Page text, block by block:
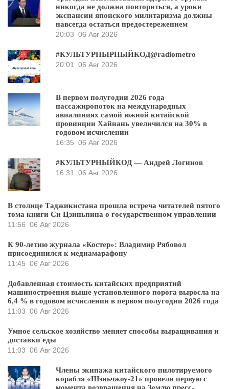
никогда не должна повториться, а уроки
экспансии японского милитаризма должны
навсегда остаться предостережением
20:03 06 Авг 2026
#КУЛЬТУРНЫРНЫЙКОД@radiometro
20:01
06 Авг 2026
В первом полугодии 2026 года
пассажиропоток на международных
авиалиниях самой южной китайской
провинции Хайнань увеличился на 30% в
годовом исчислении
16:35 06 Авг 2026
#КУЛЬТУРНЫЙКОД — Андрей Логинов
16:31
06 Авг 2026
В столице Таджикистана прошла встреча читателей пятого
тома книги Си Цзиньпина о государственном управлении
11:56 06 Авг 2026
К 90-летию журнала «Костер»: Владимир Рябовол
присоединился к медиамарафону
11:45 06 Авг 2026
Добавленная стоимость китайских предприятий
машиностроения выше установленного порога выросла на
6,4 % в годовом исчислении в первом полугодии 2026 года
11:03 06 Авг 2026
Умное сельское хозяйство меняет способы выращивания и
доставки еды
11:03 06 Авг 2026
Члены экипажа китайского пилотируемого
корабля «Шэньчжоу-21» провели первую с